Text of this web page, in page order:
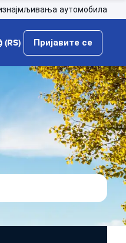
аутомобила
(RS) Пријавите се